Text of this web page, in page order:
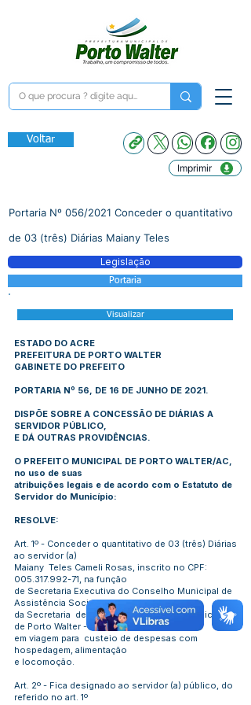
Voltar
Imprimir
Portaria Nº 056/2021 Conceder o quantitativo
de 03 (três) Diárias Maiany Teles
Legislação
Portaria
Visualizar
ESTADO DO ACRE
PREFEITURA DE PORTO WALTER
GABINETE DO PREFEITO
PORTARIA Nº 56, DE 16 DE JUNHO DE 2021.
DISPÕE SOBRE A CONCESSÃO DE DIÁRIAS A
SERVIDOR PÚBLICO,
E DÁ OUTRAS PROVIDÊNCIAS.
O PREFEITO MUNICIPAL DE PORTO WALTER/AC,
no uso de suas
atribuições legais e de acordo com o Estatuto de
Servidor do Município:
RESOLVE:
Art. 1º - Conceder o quantitativo de 03 (três) Diárias
ao servidor (a)
Maiany Teles Cameli Rosas, inscrito no CPF:
005.317.992-71, na função
de Secretaria Executiva do Conselho Municipal de
Assistência Social
da Secretaria de Assistência Social do município
de Porto Walter - Acre,
em viagem para custeio de despesas com
hospedagem, alimentação
e locomoção.
Art. 2º - Fica designado ao servidor (a) público, do
referido no art. 1º